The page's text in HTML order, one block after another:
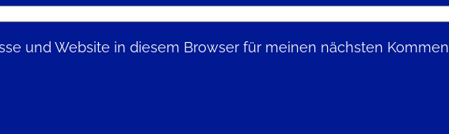
und Website in diesem Browser für meinen nächsten